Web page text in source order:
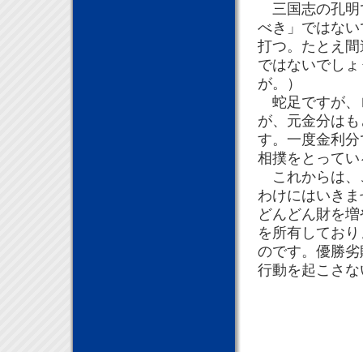
三国志の孔明
べき」ではな
打つ。たとえ
ではないでし
が。）
蛇足ですが、
が、元金分は
す。一度金利
相撲をとって
これからは、
わけにはいき
どんどん財を
を所有してお
のです。優勝
行動を起こさ